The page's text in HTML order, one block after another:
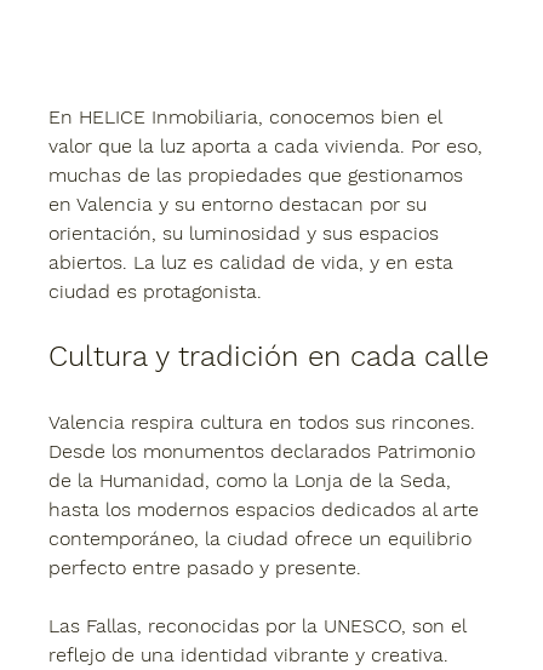
En HELICE Inmobiliaria, conocemos bien el
valor que la luz aporta a cada vivienda. Por eso,
muchas de las propiedades que gestionamos
en Valencia y su entorno destacan por su
orientación, su luminosidad y sus espacios
abiertos. La luz es calidad de vida, y en esta
ciudad es protagonista.
Cultura y tradición en cada calle
Valencia respira cultura en todos sus rincones.
Desde los monumentos declarados Patrimonio
de la Humanidad, como la Lonja de la Seda,
hasta los modernos espacios dedicados al arte
contemporáneo, la ciudad ofrece un equilibrio
perfecto entre pasado y presente.
Las Fallas, reconocidas por la UNESCO, son el
reflejo de una identidad vibrante y creativa.